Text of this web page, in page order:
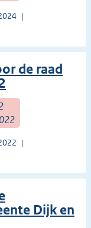
de raad
Dijk en